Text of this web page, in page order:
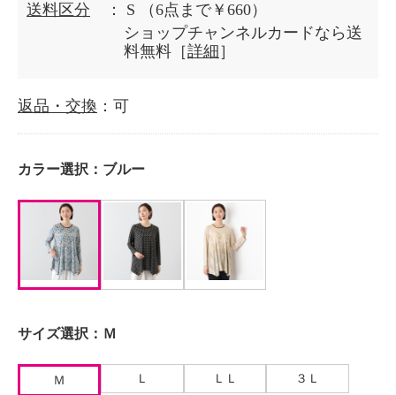
送料区分 ： S
（6点まで￥660）
ショップチャンネルカードなら送
料無料［詳細 ］
返品・交換 ：可
カラー選択： ブルー
サイズ選択： Ｍ
Ｍ Ｌ ＬＬ ３Ｌ